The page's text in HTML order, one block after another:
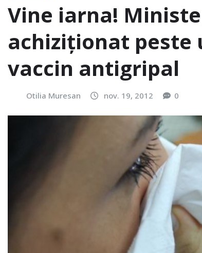
Vine iarna!
achiziţionat peste
vaccin antigripal
Otilia Muresan nov. 19, 2012 0